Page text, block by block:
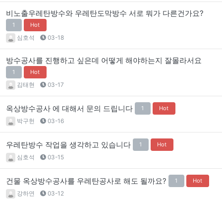
비노출우레탄방수와 우레탄도막방수 서로 뭐가 다른건가요?
1 Hot
심호석 03-18
방수공사를 진행하고 싶은데 어떻게 해야하는지 잘몰라서요
1 Hot
김태현 03-17
옥상방수공사 에 대해서 문의 드립니다 1 Hot
박구헌 03-16
우레탄방수 작업을 생각하고 있습니다 1 Hot
심호석 03-15
건물 옥상방수공사를 우레탄공사로 해도 될까요? 1 Hot
강하연 03-12